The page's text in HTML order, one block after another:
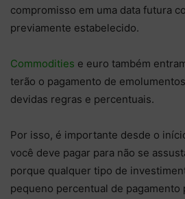
compromisso em uma data futura
previamente estabelecido.
Commodities e euro também
terão o pagamento de
devidas regras e percentuais.
Por isso, é importante desde o
você deve pagar para não se
porque qualquer tipo de
pequeno percentual de pagamento